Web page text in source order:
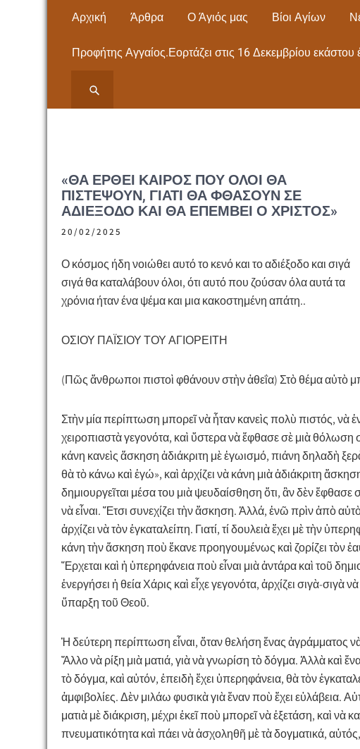
Αρχική Άρθρα Ο Άγιός μας Βίοι Αγίων
Προφήτης Αγγαίος.Εορτάζει στις 16 Δεκεμβρίου εκάστου
ΝΕΩΝ ΜΟΥΔΑΝΙΩΝ
ΧΑΛΚΙΔΙΚΗΣ
«ΘΑ ΈΡΘΕΙ ΚΑΙΡΌΣ ΠΟΥ ΌΛΟΙ ΘΑ
ΠΙΣΤΈΨΟΥΝ, ΓΙΑΤΊ ΘΑ ΦΘΆΣΟΥΝ ΣΕ
ΑΔΙΈΞΟΔΟ ΚΑΙ ΘΑ ΕΠΈΜΒΕΙ Ο ΧΡΙΣΤΌΣ»
20/02/2025
Ο κόσμος ήδη νοιώθει αυτό το κενό και το αδιέξοδο και σιγά
σιγά θα καταλάβουν όλοι, ότι αυτό που ζούσαν όλα αυτά τα
χρόνια ήταν ένα ψέμα και μια κακοστημένη απάτη..
ΟΣΙΟΥ ΠΑΪΣΙΟΥ ΤΟΥ ΑΓΙΟΡΕΙΤΗ
(Πῶς ἄνθρωποι πιστοὶ φθάνουν στὴν ἀθεΐα)Στὸ θέμα αὐτὸ
Στὴν μία περίπτωση μπορεῖ νὰ ἦταν κανεὶς πολὺ πιστός,
χειροπιαστὰ γεγονότα, καὶ ὕστερα νὰ ἔφθασε σὲ μιὰ θόλωση
κάνη κανεὶς ἄσκηση ἀδιάκριτη μὲ ἐγωισμό, πιάνη δηλαδὴ
θὰ τὸ κάνω καὶ ἐγώ», καὶ ἀρχίζει νὰ κάνη μιὰ ἀδιάκριτη
δημιουργεῖται μέσα του μιὰ ψευδαίσθηση ὅτι, ἂν δὲν ἔφθασε
νὰ εἶναι. Ἔτσι συνεχίζει τὴν ἄσκηση. Ἀλλά, ἐνῶ πρὶν ἀπὸ
ἀρχίζει νὰ τὸν ἐγκαταλείπη. Γιατί, τί δουλειὰ ἔχει μὲ τὴν
κάνη τὴν ἄσκηση ποὺ ἔκανε προηγουμένως καὶ ζορίζει τὸν
Ἔρχεται καὶ ἡ ὑπερηφάνεια ποὺ εἶναι μιὰ ἀντάρα καὶ τοῦ
ἐνεργήσει ἡ θεία Χάρις καὶ εἶχε γεγονότα, ἀρχίζει σιγὰ-σιγὰ
ὕπαρξη τοῦ Θεοῦ.
Ἡ δεύτερη περίπτωση εἶναι, ὅταν θελήση ἕνας ἀγράμματος
Ἄλλο νὰ ρίξη μιὰ ματιά, γιὰ νὰ γνωρίση τὸ δόγμα. Ἀλλὰ
τὸ δόγμα, καὶ αὐτόν, ἐπειδὴ ἔχει ὑπερηφάνεια, θὰ τὸν
ἀμφιβολίες. Δὲν μιλάω φυσικὰ γιὰ ἕναν ποὺ ἔχει εὐλάβεια.
ματιὰ μὲ διάκριση, μέχρι ἐκεῖ ποὺ μπορεῖ νὰ ἐξετάση, καὶ
πνευματικότητα καὶ πάει νὰ ἀσχοληθῆ μὲ τὰ δογματικά,